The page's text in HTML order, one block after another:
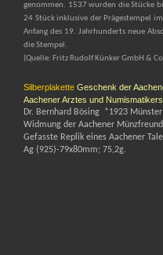
genommen. 1537 wurden die Stücke
24 Stück inklusive der Prägestempel
Anfang des 19. Jahrhunderts neue
die Stempel.
(Quelle: Fritz Rudolf Künker GmbH &
Silberplakette Geschenk der
Aachener Arztes und
Dr. Bernhard Bösing *1923
Widmung der Aachener
Gefasste Replik eines Aachener
Ag (925)-79x80mm; 75,2g.